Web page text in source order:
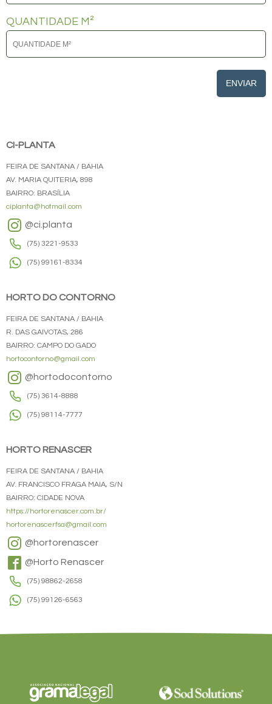
QUANTIDADE M²
ENVIAR
CI-PLANTA
FEIRA DE SANTANA / BAHIA
AV. MARIA QUITERIA, 898
BAIRRO: BRASÍLIA
ciplanta@hotmail.com
@ci.planta
(75) 3221-9533
(75) 99161-8334
HORTO DO CONTORNO
FEIRA DE SANTANA / BAHIA
R. DAS GAIVOTAS, 286
BAIRRO: CAMPO DO GADO
hortocontorno@gmail.com
@hortodocontorno
(75) 3614-8888
(75) 98114-7777
HORTO RENASCER
FEIRA DE SANTANA / BAHIA
AV. FRANCISCO FRAGA MAIA, S/N
BAIRRO: CIDADE NOVA
https://hortorenascer.com.br/
hortorenascerfsa@gmail.com
@hortorenascer
@Horto Renascer
(75) 98862-2658
(75) 99126-6563